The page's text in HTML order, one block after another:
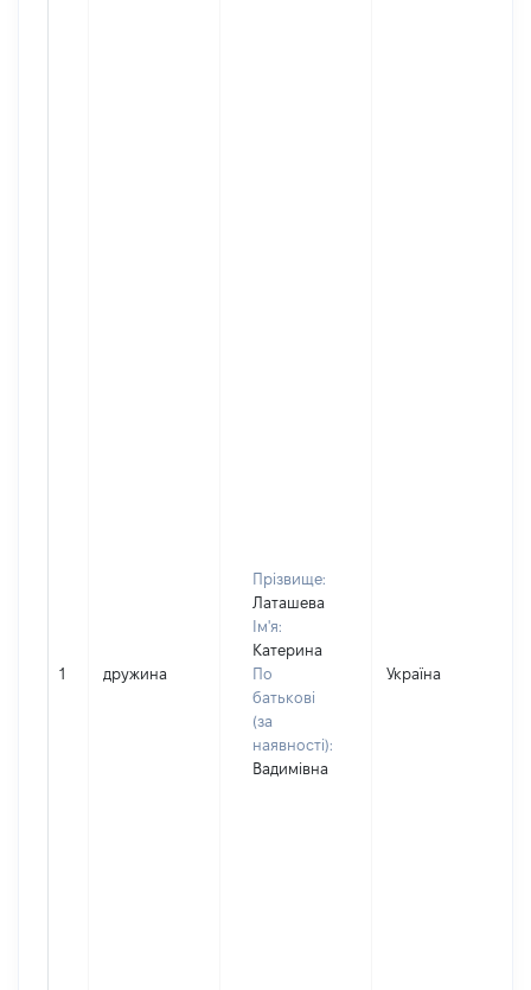
1 дружина
Прізвище:
Латашева
Ім'я:
Катерина
По
батькові
(за
наявності):
Вадимівна
Україна